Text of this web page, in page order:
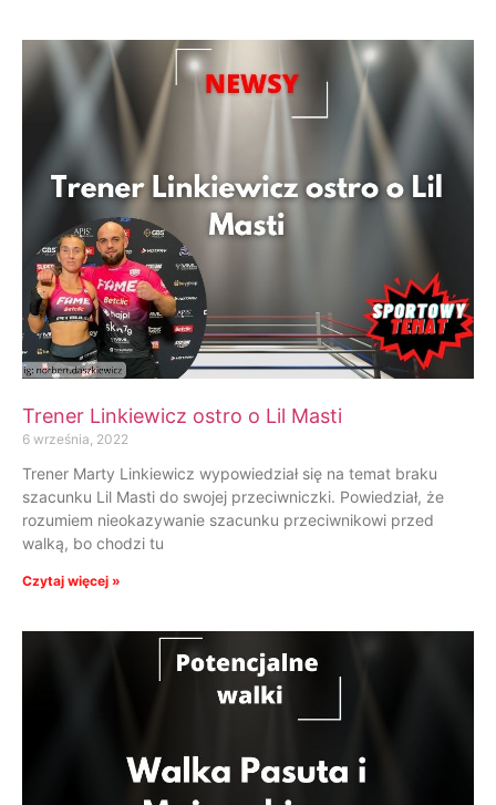
Trener Linkiewicz ostro o Lil Masti
6 września, 2022
Trener Marty Linkiewicz wypowiedział się na temat braku
szacunku Lil Masti do swojej przeciwniczki. Powiedział, że
rozumiem nieokazywanie szacunku przeciwnikowi przed
walką, bo chodzi tu
Czytaj więcej »